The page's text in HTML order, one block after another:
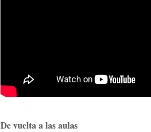
De vuelta a las aulas